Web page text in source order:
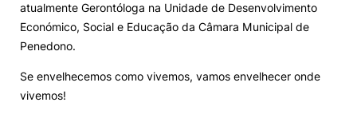
atualmente Gerontóloga na Unidade de Desenvolvimento
Económico, Social e Educação da Câmara Municipal de
Penedono.
Se envelhecemos como vivemos, vamos envelhecer onde
vivemos!